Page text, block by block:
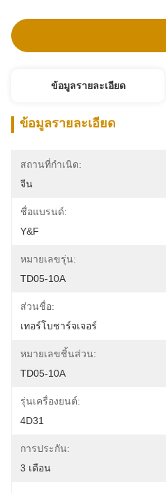
ข้อมูลรายละเอียด
ข้อมูลรายละเอียด
สถานที่กำเนิด:
จีน
ชื่อแบรนด์:
Y&F
หมายเลขรุ่น:
TD05-10A
ส่วนชื่อ:
เทอร์โบชาร์จเจอร์
หมายเลขชิ้นส่วน:
TD05-10A
รุ่นเครื่องยนต์:
4D31
การประกัน:
3 เดือน